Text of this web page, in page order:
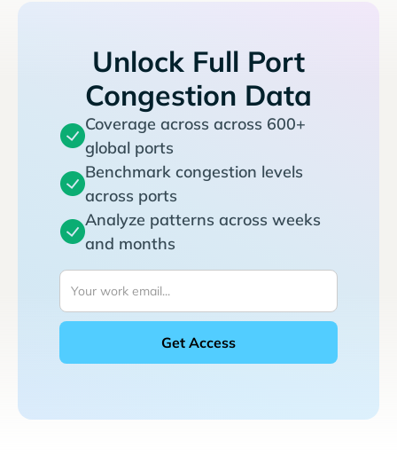
Unlock Full Port
Congestion Data
Coverage across across 600+
global ports
Benchmark congestion levels
across ports
Analyze patterns across weeks
and months